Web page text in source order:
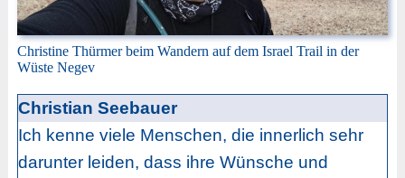
Christine Thürmer beim Wandern auf dem Israel Trail in der
Wüste Negev
Christian Seebauer
Ich kenne viele Menschen, die innerlich sehr
darunter leiden, dass ihre Wünsche und